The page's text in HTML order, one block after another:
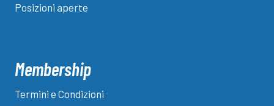
Posizioni aperte
Membership
Termini e Condizioni